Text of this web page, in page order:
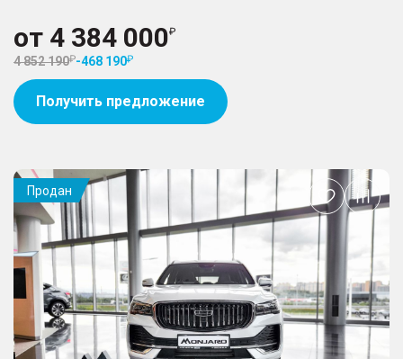
от 4 384 000
4 852 190 -468 190
Получить предложение
Продан
Добавить
в
избранное